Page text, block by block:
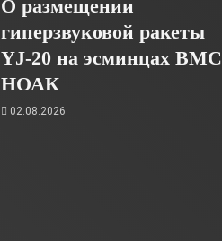
О размещении
гиперзвуковой ракеты
YJ-20 на эсминцах ВМС
НОАК
02.08.2026